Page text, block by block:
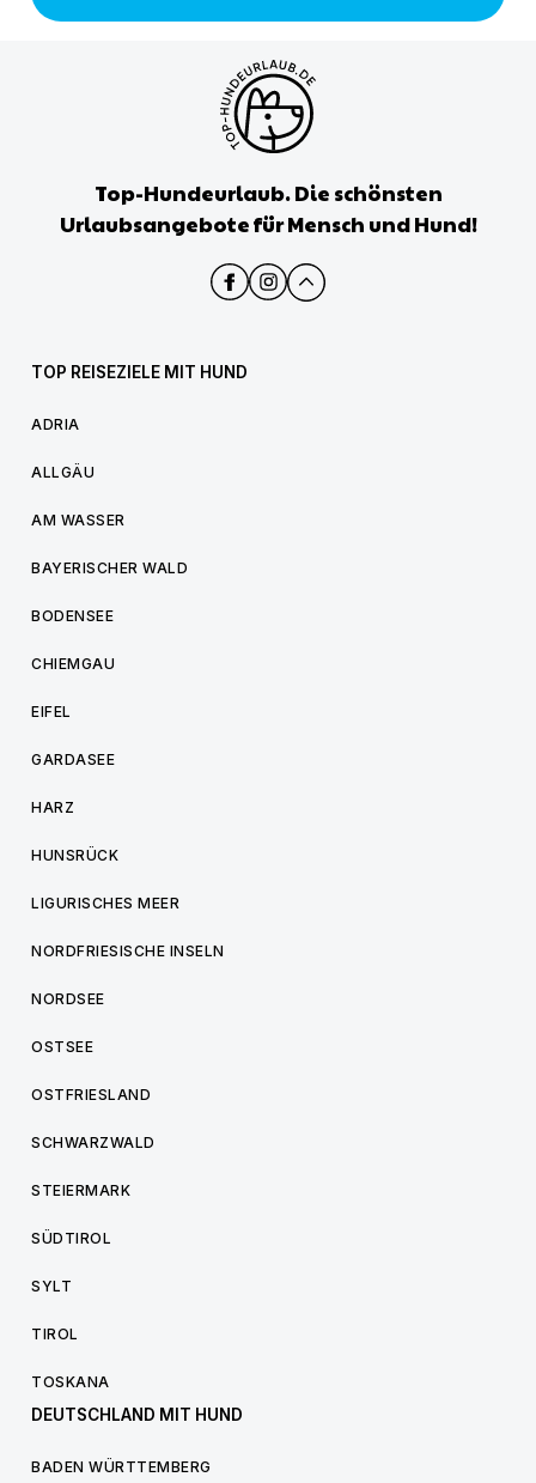
Top-Hundeurlaub. Die schönsten
Urlaubsangebote für Mensch und Hund!
TOP REISEZIELE MIT HUND
ADRIA
ALLGÄU
AM WASSER
BAYERISCHER WALD
BODENSEE
CHIEMGAU
EIFEL
GARDASEE
HARZ
HUNSRÜCK
LIGURISCHES MEER
NORDFRIESISCHE INSELN
NORDSEE
OSTSEE
OSTFRIESLAND
SCHWARZWALD
STEIERMARK
SÜDTIROL
SYLT
TIROL
TOSKANA
DEUTSCHLAND MIT HUND
BADEN WÜRTTEMBERG